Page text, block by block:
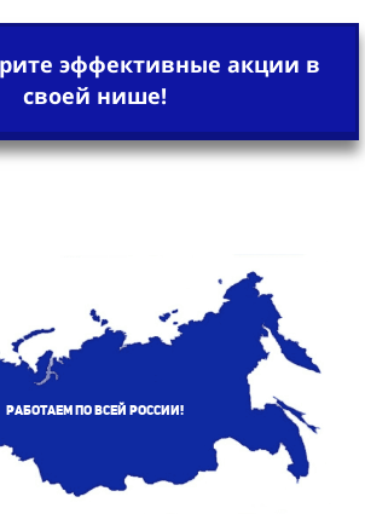
эффективные акции в
своей нише!
Работаем по всей России!